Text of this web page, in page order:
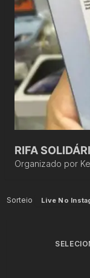
RIFA
Organizado por
Sorteio Live No